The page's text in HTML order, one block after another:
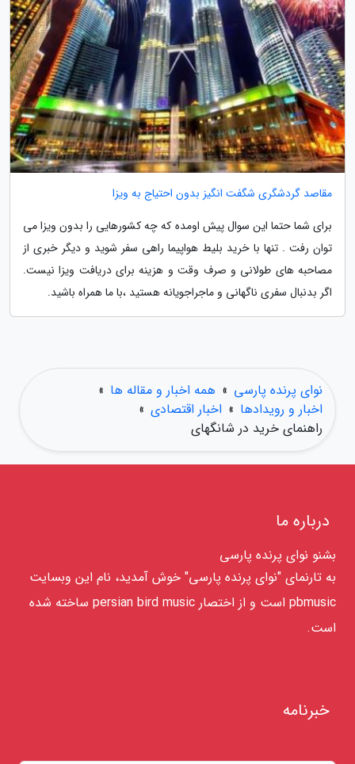
مقاصد گردشگری شگفت انگیز بدون احتیاج به ویزا
برای شما حتما این سوال پیش اومده که چه کشورهایی را بدون ویزا می
توان رفت . تنها با خرید بلیط هواپیما راهی سفر شوید و دیگر خبری از
مصاحبه های طولانی و صرف وقت و هزینه برای دریافت ویزا نیست.
اگر بدنبال سفری ناگهانی و ماجراجویانه هستید ،با ما همراه باشید.
نوای پرنده پارسی » همه اخبار و مقاله ها »
اخبار و رویدادها » اخبار اقتصادی »
راهنمای خرید در شانگهای
درباره ما
بشنو نوای پرنده پارسی
به تارنمای "نوای پرنده پارسی" خوش آمدید، نام این وبسایت
pbmusic است و از اختصار persian bird music ساخته شده
است.
خبرنامه